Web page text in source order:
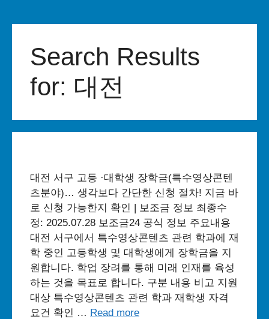
contentSearch Results
for: 대전
대전 서구 고등 ·대학생 장학금(특수영상콘텐
츠분야)… 생각보다 간단한 신청 절차! 지금 바
로 신청 가능한지 확인 | 보조금 정보 최종수
정: 2025.07.28 보조금24 공식 정보 주요내용
대전 서구에서 특수영상콘텐츠 관련 학과에 재
학 중인 고등학생 및 대학생에게 장학금을 지
원합니다. 학업 장려를 통해 미래 인재를 육성
하는 것을 목표로 합니다. 구분 내용 비고 지원
대상 특수영상콘텐츠 관련 학과 재학생 자격
요건 확인 … Read more